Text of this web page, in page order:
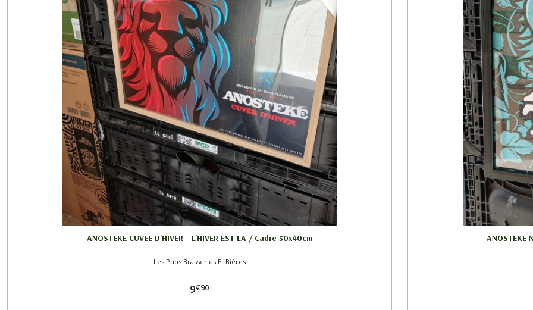
ANOSTEKE CUVEE D'HIVER - L'HIVER EST LA / Cadre 30x40cm
Les Pubs Brasseries Et Bières
9€90
ANOSTEKE